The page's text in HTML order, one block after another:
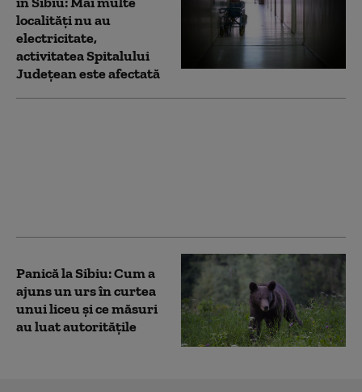
localități nu au
electricitate,
activitatea Spitalului
Judeţean este afectată
Panică la Sibiu: Cum a
ajuns un urs în curtea
unui liceu și ce măsuri
au luat autoritățile